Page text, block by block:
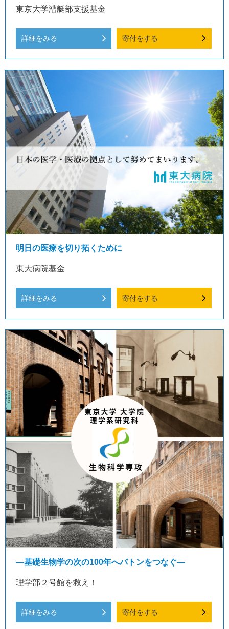
東京大学漕艇部支援基金
詳細をみる 寄付をする
明日の医療を切り拓くために
東大病院基金
詳細をみる 寄付をする
—基礎生物学の次の100年へバトンをつなぐ—
理学部２号館を救え！
詳細をみる 寄付をする